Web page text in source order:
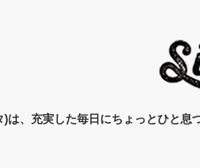
は、充実した毎日にちょっとひと息